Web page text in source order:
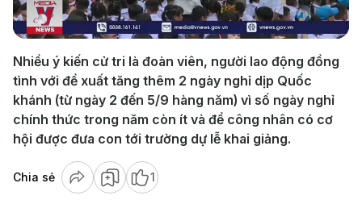
Video
Nhiều ý kiến cử tri là đoàn viên, người lao động đồng
tình với đề xuất tăng thêm 2 ngày nghỉ dịp Quốc
khánh (từ ngày 2 đến 5/9 hàng năm) vì số ngày nghỉ
chính thức trong năm còn ít và để công nhân có cơ
hội được đưa con tới trường dự lễ khai giảng.
Chia sẻ 1